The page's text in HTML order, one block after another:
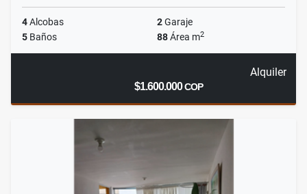
4Alcobas 2Garaje
5 Baños 88Área m2
Alquiler
$1.600.000COP